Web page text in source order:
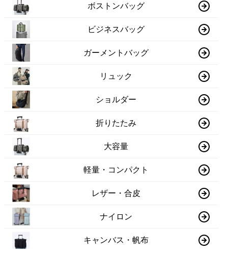
ボストンバッグ
ビジネスバッグ
ガーメントバッグ
リュック
ショルダー
折りたたみ
大容量
軽量・コンパクト
レザー・合皮
ナイロン
キャンバス・帆布